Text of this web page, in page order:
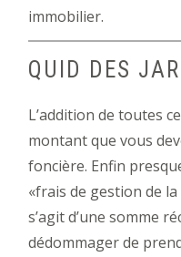
immobilier.
QUID DES
L’addition de toutes
montant que vous
foncière. Enfin
«frais de gestion de
s’agit d’une somme
dédommager de